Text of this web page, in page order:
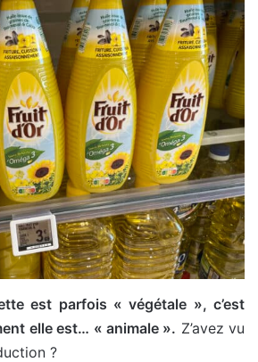
est parfois « végétale », c’est
elle est… « animale ». Z’avez vu
?